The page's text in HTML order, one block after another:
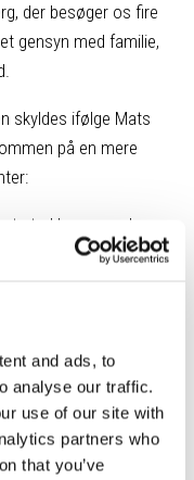
and ads, to
analyse our traffic.
use of our site with
partners who
that you’ve
der besøger os fire
gensyn med familie,
skyldes ifølge Mats
på en mere
sted hvor man kan
udtryk for, at det er
K